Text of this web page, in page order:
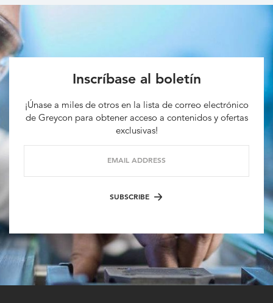
Inscríbase al boletín
¡Únase a miles de otros en la lista de correo electrónico
de Greycon para obtener acceso a contenidos y ofertas
exclusivas!
EMAIL ADDRESS
SUBSCRIBE